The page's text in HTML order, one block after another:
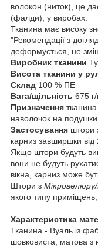
волокон (ниток), це
(фалди), у виробах.
Тканина має високу
"Рекомендації з
деформується, не
Виробник тканини
Висота тканини у
Склад 100 % ПЕ
Вага/щільність 675
Призначення
наволочок на подушки.
Застосування штори
карниз завширшки
Якщо штори будуть
вони не будуть
вікна, карниз може
Штори з
якого типу приміщень,
Характеристика
Тканина - Вуаль із
шовковиста, матова